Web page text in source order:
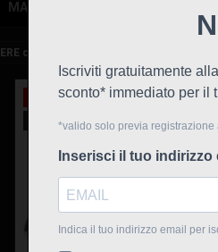
MARCHI
con led
In saldo!
Nuovo